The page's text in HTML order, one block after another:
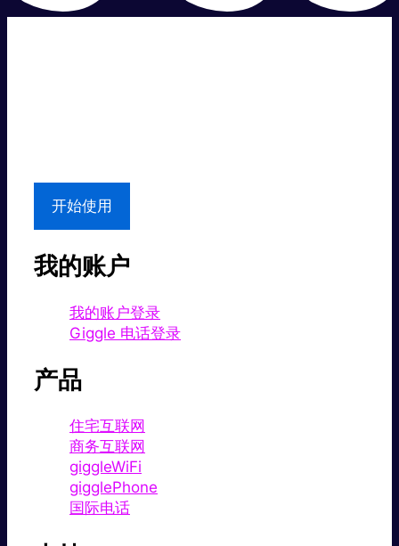
开始使用
我的账户
我的账户登录
Giggle 电话登录
产品
住宅互联网
商务互联网
giggleWiFi
gigglePhone
国际电话